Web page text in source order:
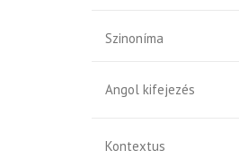
Szinoníma
Angol kifejezés
Kontextus